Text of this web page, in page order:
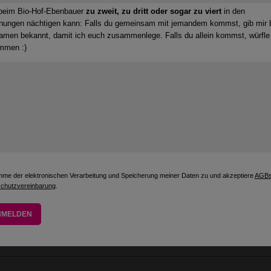
gut, Oida! Lesung & Vortrag 19h
Workshop Gea Akademie Februar 27
Bio-Hof-Ebenbauer zu zweit, zu dritt oder sogar zu viert in den
nächtigen kann: Falls du gemeinsam mit jemandem kommst, gib mir
bekannt, damit ich euch zusammenlege. Falls du allein kommst,
:)
der elektronischen Verarbeitung und Speicherung meiner Daten zu und akzeptiereAGBs